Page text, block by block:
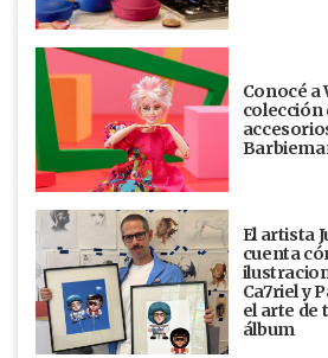
Conocé a
colección
El artista
cuenta
Ca7riel y
el arte de
álbum